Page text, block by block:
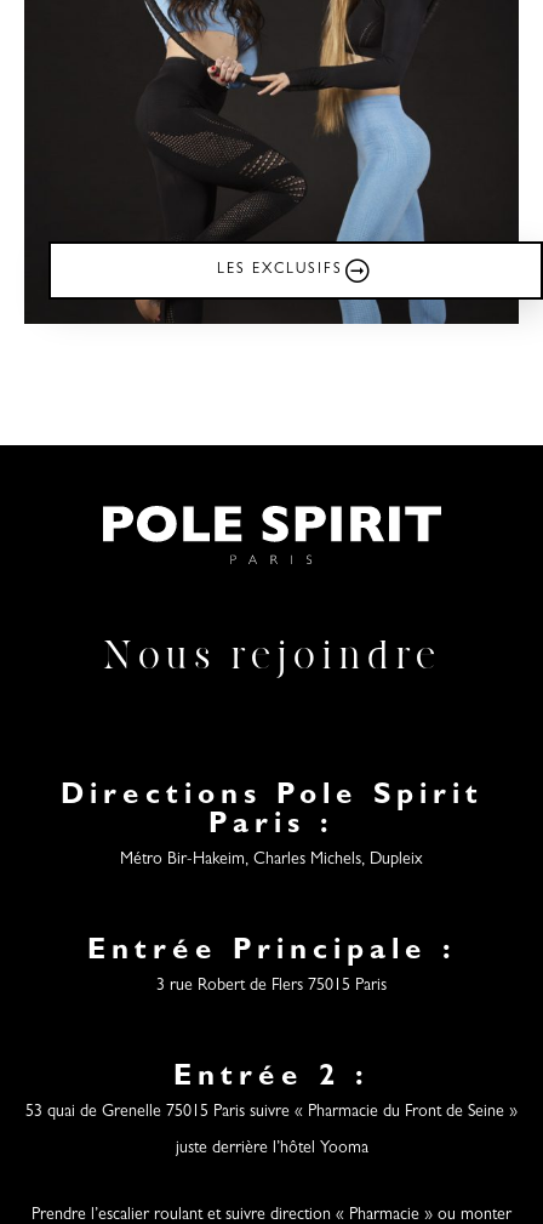
LES EXCLUSIFS
Nous rejoindre
Directions Pole Spirit
Paris :
Métro Bir-Hakeim, Charles Michels, Dupleix
Entrée Principale :
3 rue Robert de Flers 75015 Paris
Entrée 2 :
53 quai de Grenelle 75015 Paris suivre « Pharmacie du Front de Seine »
juste derrière l’hôtel Yooma
Prendre l’escalier roulant et suivre direction « Pharmacie » ou monter